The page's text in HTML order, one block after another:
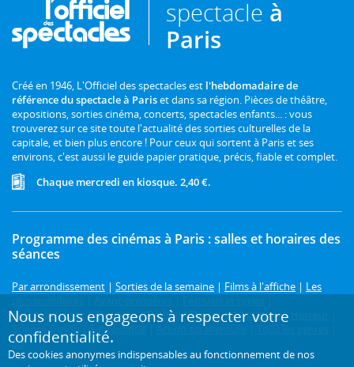
spectacle à
Paris
Créé en 1946, L'Officiel des spectacles est l'hebdomadaire de
référence du spectacle à Pariset dans sa région. Pièces de théâtre,
expositions, sorties cinéma, concerts, spectacles enfants... : vous
trouverez sur ce site toute l'actualité des sorties culturelles de la
capitale, et bien plus encore ! Pour ceux qui sortent à Paris et ses
environs, c'est aussi le guide papier pratique, précis, fiable et complet.
Chaque mercredi en kiosque. 2,40 €.
Programme des cinémas à Paris : salles et horaires des
séances
Par arrondissement | Sorties de la semaine | Films à l'affiche | Les
Prochainement |Comédie|Drame |Thriller|Animation|
Science-fiction
|Fantastique Action ou aventure
3D
Nous nous engageons à respecter votre
confidentialité.
Des cookies anonymes indispensables au fonctionnement de nos